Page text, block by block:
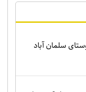
سلمان آباد